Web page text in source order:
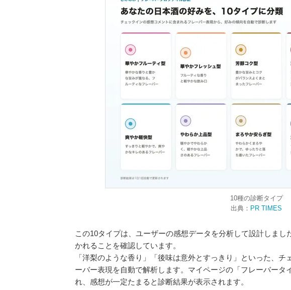
10種の診断タイプ
出典： PR TIMES
この10タイプは、ユーザーの感想データを分析して設計しま
かれることを確認しています。
「洋梨のような香り」「後味は意外とすっきり」といった、
ーバー表現を自動で解析します。マイページの「フレーバータ
れ、感想が一定たまると診断結果が表示されます。